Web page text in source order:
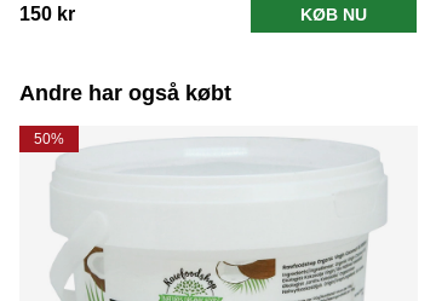
150 kr KØB NU
Andre har også købt
50%